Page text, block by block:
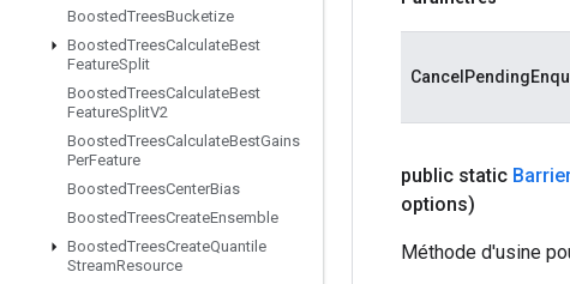
BoostedTreesBucketize
BoostedTreesCalculateBest
FeatureSplit
BoostedTreesCalculateBest
FeatureSplitV2
BoostedTreesCalculateBestGains
PerFeature
BoostedTreesCenterBias
BoostedTreesCreateEnsemble
BoostedTreesCreateQuantile
StreamResource
public static
options)
Méthode d'usine